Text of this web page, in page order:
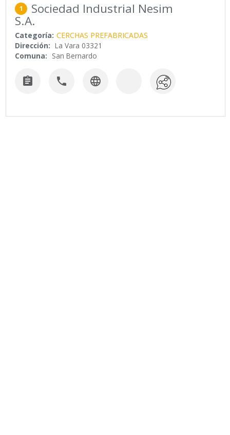
1 Sociedad Industrial Nesim
S.A.
Categoría: CERCHAS PREFABRICADAS
Dirección: La Vara 03321
Comuna: San Bernardo
  